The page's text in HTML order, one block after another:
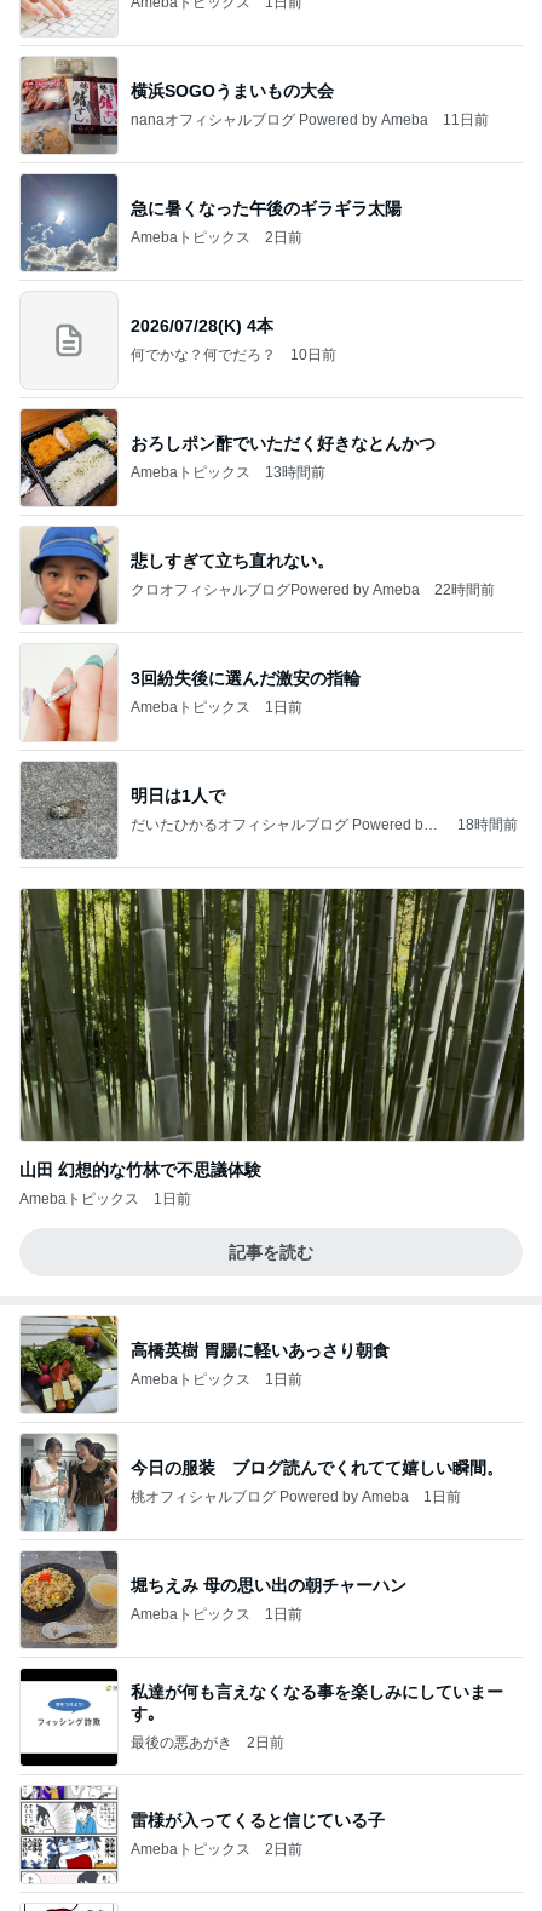
横浜SOGOうまいもの大会
nanaオフィシャルブログ Powered by Ameba 11日前
急に暑くなった午後のギラギラ太陽
Amebaトピックス 2日前
2026/07/28(K) 4本
何でかな？何でだろ？ 10日前
おろしポン酢でいただく好きなとんかつ
Amebaトピックス 13時間前
悲しすぎて立ち直れない。
クロオフィシャルブログPowered by Ameba 22時間前
3回紛失後に選んだ激安の指輪
Amebaトピックス 1日前
明日は1人で
だいたひかるオフィシャルブログ Powered by
18時間前
山田 幻想的な竹林で不思議体験
Amebaトピックス 1日前
記事を読む
高橋英樹 胃腸に軽いあっさり朝食
Amebaトピックス 1日前
今日の服装 ブログ読んでくれてて嬉しい瞬間。
桃オフィシャルブログ Powered by Ameba 1日前
堀ちえみ 母の思い出の朝チャーハン
Amebaトピックス 1日前
私達が何も言えなくなる事を楽しみにしていまー
す｡
最後の悪あがき 2日前
雷様が入ってくると信じている子
Amebaトピックス 2日前